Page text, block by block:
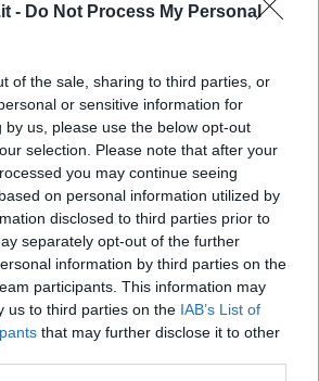
- Do Not Process My Personal
of the sale, sharing to third parties, or
or sensitive information for
by us, please use the below opt-out
selection. Please note that after your
you may continue seeing
on personal information utilized by
disclosed to third parties prior to
separately opt-out of the further
information by third parties on the
participants. This information may
us to third parties on the IAB’s List of
that may further disclose it to other
commissario